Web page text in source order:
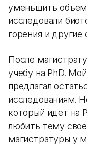
уменьшить
исследовали
горения и
После
учебу на PhD.
предлагал
исследованиям.
который идет на
любить тему
магистратуры у